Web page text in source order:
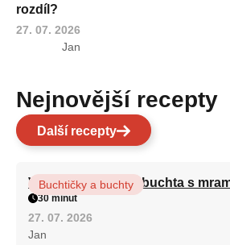
rozdíl?
27. 07. 2026
Jan
Nejnovější recepty
Další recepty
Vláčná olejová litá buchta s
Buchtičky a buchty
30 minut
27. 07. 2026
Jan